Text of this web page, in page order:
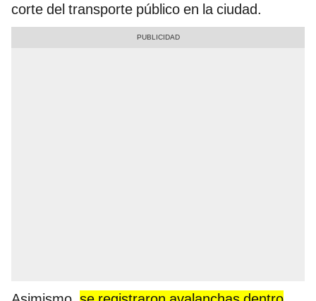
corte del transporte público en la ciudad.